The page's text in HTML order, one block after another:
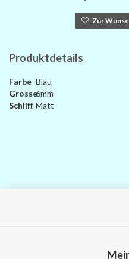
Zur
Produktdetails
Farbe Blau
Grösse6mm
Schliff Matt